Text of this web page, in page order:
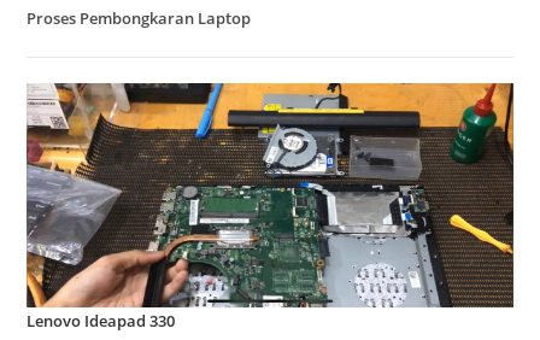
Proses Pembongkaran Laptop
Lenovo Ideapad 330